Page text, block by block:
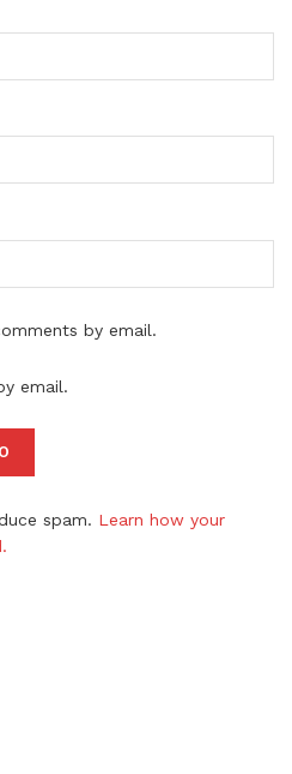
by email.
email.
spam. Learn how your